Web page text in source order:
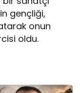
gençliği,
onun
oldu.